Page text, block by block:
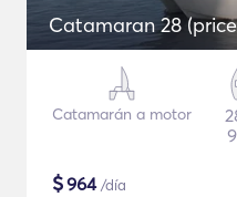
Catamaran 28
Catamarán a motor
$964/día